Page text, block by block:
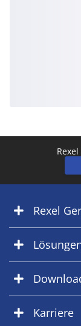
Rexel
Karriere